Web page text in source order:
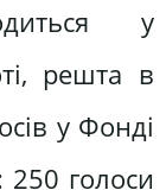
у
решта в
у Фонді
голоси